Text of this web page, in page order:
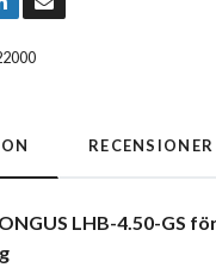
RECENSIONER
LHB-4.50-GS